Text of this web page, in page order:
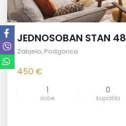
JEDNOSOBAN STAN
Zabjelo, Podgorica
450 €
1
sobe
0
kupatila